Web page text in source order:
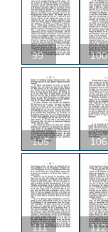
99 100
105 106
111 112